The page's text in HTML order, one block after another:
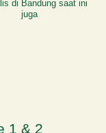
di Bandung saat ini
juga
1 & 2